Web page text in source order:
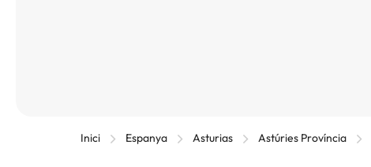
Inici Espanya Asturias Astúries Província